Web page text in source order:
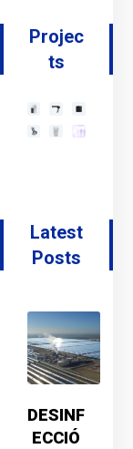
Projec
ts
Latest
Posts
DESINF
ECCIÓ